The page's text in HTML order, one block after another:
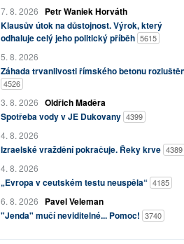
7. 8. 2026
Petr Waniek Horváth
Klausův útok na důstojnost. Výrok, který
odhaluje celý jeho politický příběh 5615
5. 8. 2026
Záhada trvanlivosti římského betonu
4526
3. 8. 2026 Oldřich Maděra
Spotřeba vody v JE Dukovany 4399
4. 8. 2026
Izraelské vraždění pokračuje. Řeky krve 4389
4. 8. 2026
„Evropa v ceutském testu neuspěla“ 4185
6. 8. 2026
Pavel Veleman
"Jenda" mučí neviditelné... Pomoc! 3740